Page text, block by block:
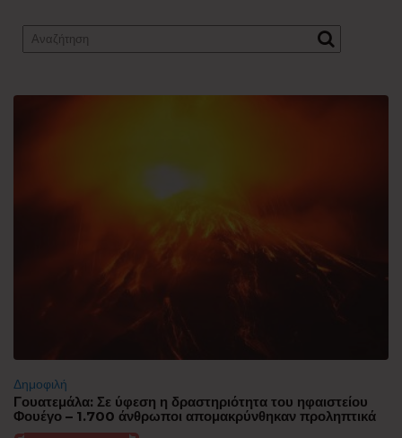
Δημοφιλή
Γουατεμάλα: Σε ύφεση η δραστηριότητα του ηφαιστείου
Φουέγο – 1.700 άνθρωποι απομακρύνθηκαν προληπτικά